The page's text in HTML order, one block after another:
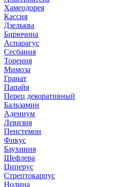
Хамеодорея
Кассия
Дзельква
Бирючина
Аспарагус
Сесбания
Торения
Мимоза
Гранат
Папайя
Перец декоративный
Бальзамин
Адениум
Левизия
Пенстемон
Фикус
Баухиния
Шефлера
Циперус
Стрептокарпус
Нолина